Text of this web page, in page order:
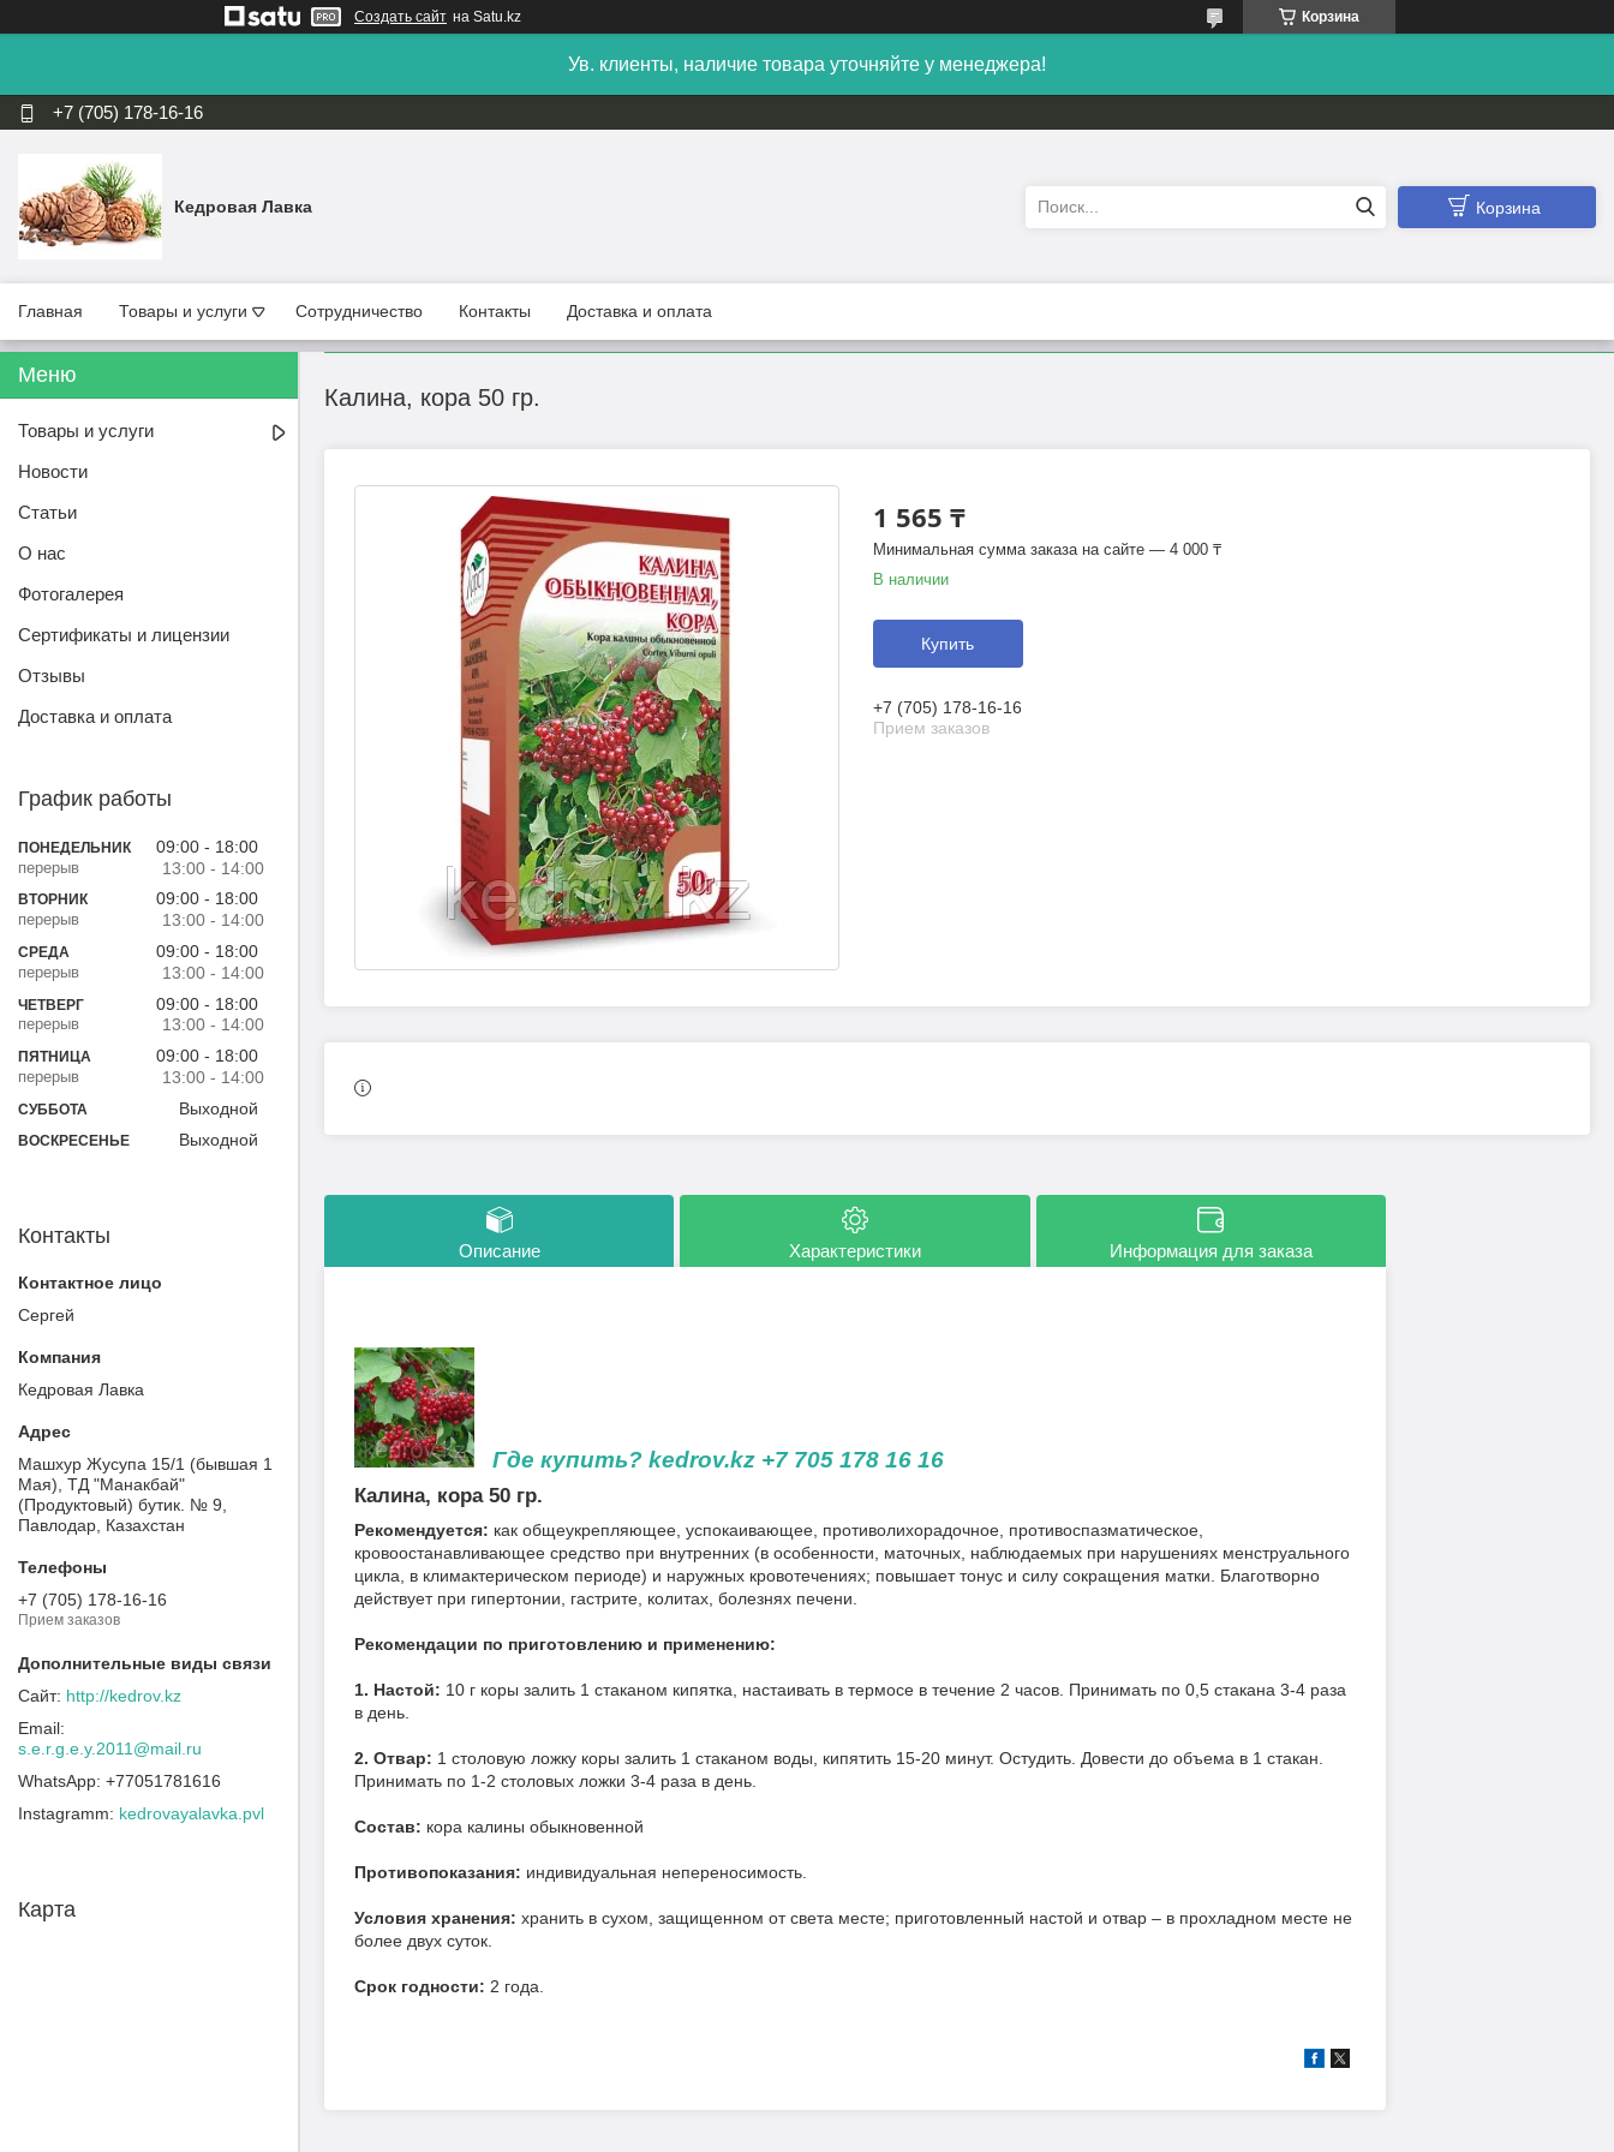
Создать сайт на Satu.kz Корзина
Ув. клиенты, наличие товара уточняйте у менеджера!
+7 (705) 178-16-16
Кедровая Лавка Корзина
Главная Товары и услуги Сотрудничество Контакты Доставка и оплата
Калина, кора 50 гр.
1 565 ₸
Минимальная сумма заказа на сайте — 4 000 ₸
В наличии
Купить
+7 (705) 178-16-16
Прием заказов
Описание Характеристики Информация для заказа
Где купить? kedrov.kz +7 705 178 16 16
Калина, кора 50 гр.
Рекомендуется: как общеукрепляющее, успокаивающее, противолихорадочное, противоспазматическое,
кровоостанавливающее средство при внутренних (в особенности, маточных, наблюдаемых при нарушениях менструального
цикла, в климактерическом периоде) и наружных кровотечениях; повышает тонус и силу сокращения матки. Благотворно
действует при гипертонии, гастрите, колитах, болезнях печени.
Рекомендации по приготовлению и применению:
1. Настой: 10 г коры залить 1 стаканом кипятка, настаивать в термосе в течение 2 часов. Принимать по 0,5 стакана 3-4 раза
в день.
2. Отвар: 1 столовую ложку коры залить 1 стаканом воды, кипятить 15-20 минут. Остудить. Довести до объема в 1 стакан.
Принимать по 1-2 столовых ложки 3-4 раза в день.
Состав: кора калины обыкновенной
Противопоказания: индивидуальная непереносимость.
Условия хранения: хранить в сухом, защищенном от света месте; приготовленный настой и отвар – в прохладном месте не
более двух суток.
Срок годности: 2 года.
Товары и услуги
Новости
Статьи
О нас
Фотогалерея
Сертификаты и лицензии
Отзывы
Доставка и оплата
График работы
ПОНЕДЕЛЬНИК 09:00
18:00
13:00
14:00
ВТОРНИК 09:00
18:00
13:00
14:00
СРЕДА 09:00
18:00
13:00
14:00
ЧЕТВЕРГ 09:00
18:00
13:00
14:00
ПЯТНИЦА 09:00
18:00
13:00
14:00
СУББОТА Выходной
ВОСКРЕСЕНЬЕ Выходной
Контакты
Сергей
Кедровая Лавка
Машхур Жусупа 15/1 (бывшая 1
Мая), ТД "Манакбай"
(Продуктовый) бутик. № 9,
Павлодар, Казахстан
+7 (705) 178-16-16
Прием заказов
http://kedrov.kz
s.e.r.g.e.y.2011@mail.ru
+77051781616
Instagramm
kedrovayalavka.pvl
Карта